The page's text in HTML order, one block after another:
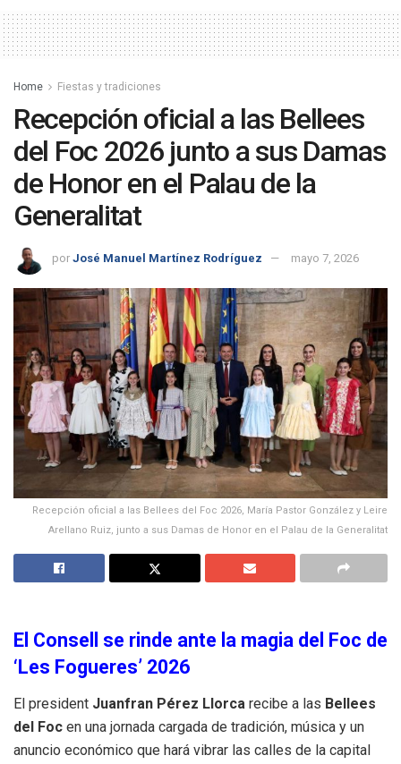
Home Fiestas y tradiciones
Recepción oficial a las Bellees
del Foc 2026 junto a sus Damas
de Honor en el Palau de la
Generalitat
por José Manuel Martínez Rodríguez mayo 7, 2026
Recepción oficial a las Bellees del Foc 2026, María Pastor González y Leire
Arellano Ruiz, junto a sus Damas de Honor en el Palau de la Generalitat
El Consell se rinde ante la magia del Foc de
‘Les Fogueres’ 2026
El president Juanfran Pérez Llorca recibe a las Bellees
del Foc en una jornada cargada de tradición, música y un
anuncio económico que hará vibrar las calles de la capital